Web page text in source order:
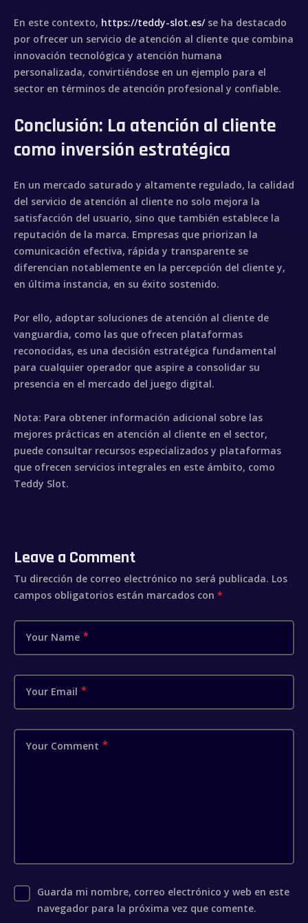
En este contexto, https://teddy-slot.es/se ha destacado
por ofrecer un servicio de atención al cliente que combina
innovación tecnológica y atención humana
personalizada, convirtiéndose en un ejemplo para el
sector en términos de atención profesional y confiable.
Conclusión: La atención al cliente
como inversión estratégica
En un mercado saturado y altamente regulado, la calidad
del servicio de atención al cliente no solo mejora la
satisfacción del usuario, sino que también establece la
reputación de la marca. Empresas que priorizan la
comunicación efectiva, rápida y transparente se
diferencian notablemente en la percepción del cliente y,
en última instancia, en su éxito sostenido.
Por ello, adoptar soluciones de atención al cliente de
vanguardia, como las que ofrecen plataformas
reconocidas, es una decisión estratégica fundamental
para cualquier operador que aspire a consolidar su
presencia en el mercado del juego digital.
Nota: Para obtener información adicional sobre las
mejores prácticas en atención al cliente en el sector,
puede consultar recursos especializados y plataformas
que ofrecen servicios integrales en este ámbito, como
Teddy Slot.
Leave a Comment
Tu dirección de correo electrónico no será publicada. Los
campos obligatorios están marcados con *
Your Name
Your Email
Your Comment
Guarda mi nombre, correo electrónico y web en este
navegador para la próxima vez que comente.